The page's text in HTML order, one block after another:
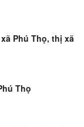
Phú Thọ, thị xã
Thọ